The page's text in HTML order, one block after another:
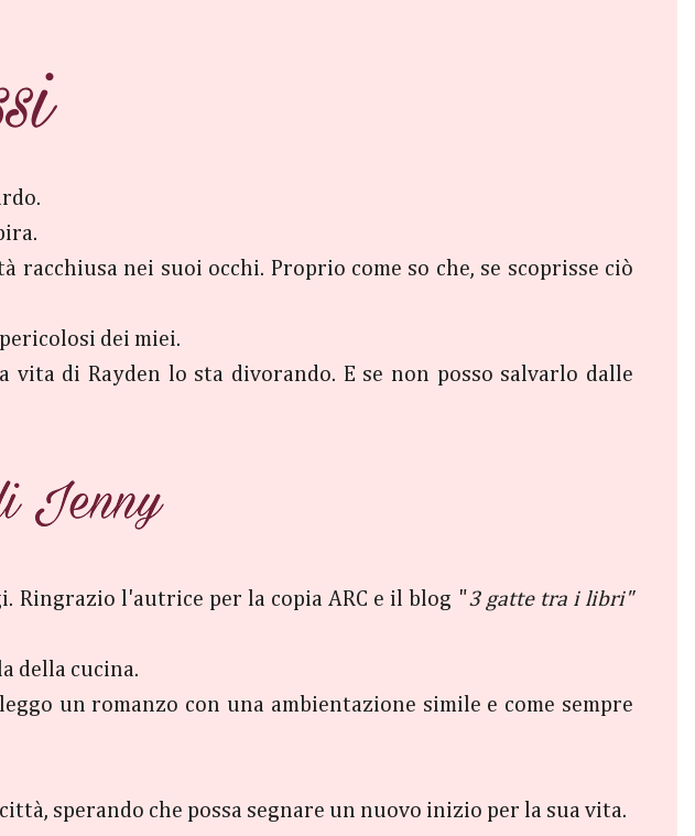
nei suoi occhi. Proprio come so che, se scoprisse ciò
dei miei.
di Rayden lo sta divorando. E se non posso salvarlo dalle
Ringrazio l'autrice per la copia ARC e il blog "3 gatte tra i libri"
della cucina.
un romanzo con una ambientazione simile e come sempre
sperando che possa segnare un nuovo inizio per la sua vita.